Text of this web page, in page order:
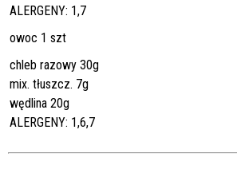
ALERGENY: 1,7
owoc 1 szt
chleb razowy 30g
mix. tłuszcz. 7g
wędlina 20g
ALERGENY: 1,6,7